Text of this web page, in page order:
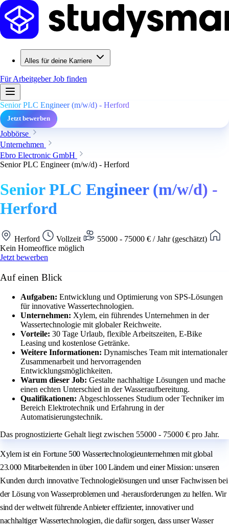
Alles für deine Karriere
Für ArbeitgeberJob finden
Senior PLC Engineer (m/w/d) - Herford
Jetzt bewerben
Jobbörse
Unternehmen
Ebro Electronic GmbH
Senior PLC Engineer (m/w/d) - Herford
Senior PLC Engineer (m/w/d) -
Herford
Herford Vollzeit
55000 - 75000 € / Jahr (geschätzt)
Kein Homeoffice möglich
Jetzt bewerben
Auf einen Blick
Aufgaben: Entwicklung und Optimierung von SPS-Lösungen
für innovative Wassertechnologien.
Unternehmen: Xylem, ein führendes Unternehmen in der
Wassertechnologie mit globaler Reichweite.
Vorteile: 30 Tage Urlaub, flexible Arbeitszeiten, E-Bike
Leasing und kostenlose Getränke.
Weitere Informationen: Dynamisches Team mit internationaler
Zusammenarbeit und hervorragenden
Entwicklungsmöglichkeiten.
Warum dieser Job: Gestalte nachhaltige Lösungen und mache
einen echten Unterschied in der Wasseraufbereitung.
Qualifikationen: Abgeschlossenes Studium oder Techniker im
Bereich Elektrotechnik und Erfahrung in der
Automatisierungstechnik.
Das prognostizierte Gehalt liegt zwischen 55000 - 75000 € pro Jahr.
Xylem ist ein Fortune 500 Wassertechnologieunternehmen mit global
23.000 Mitarbeitenden in über 100 Ländern und einer Mission: unseren
Kunden durch innovative Technologielösungen und unser Fachwissen bei
der Lösung von Wasserproblemen und -herausforderungen zu helfen. Wir
sind der weltweit führende Anbieter effizienter, innovativer und
nachhaltiger Wassertechnologien, die dafür sorgen, dass unser Wasser